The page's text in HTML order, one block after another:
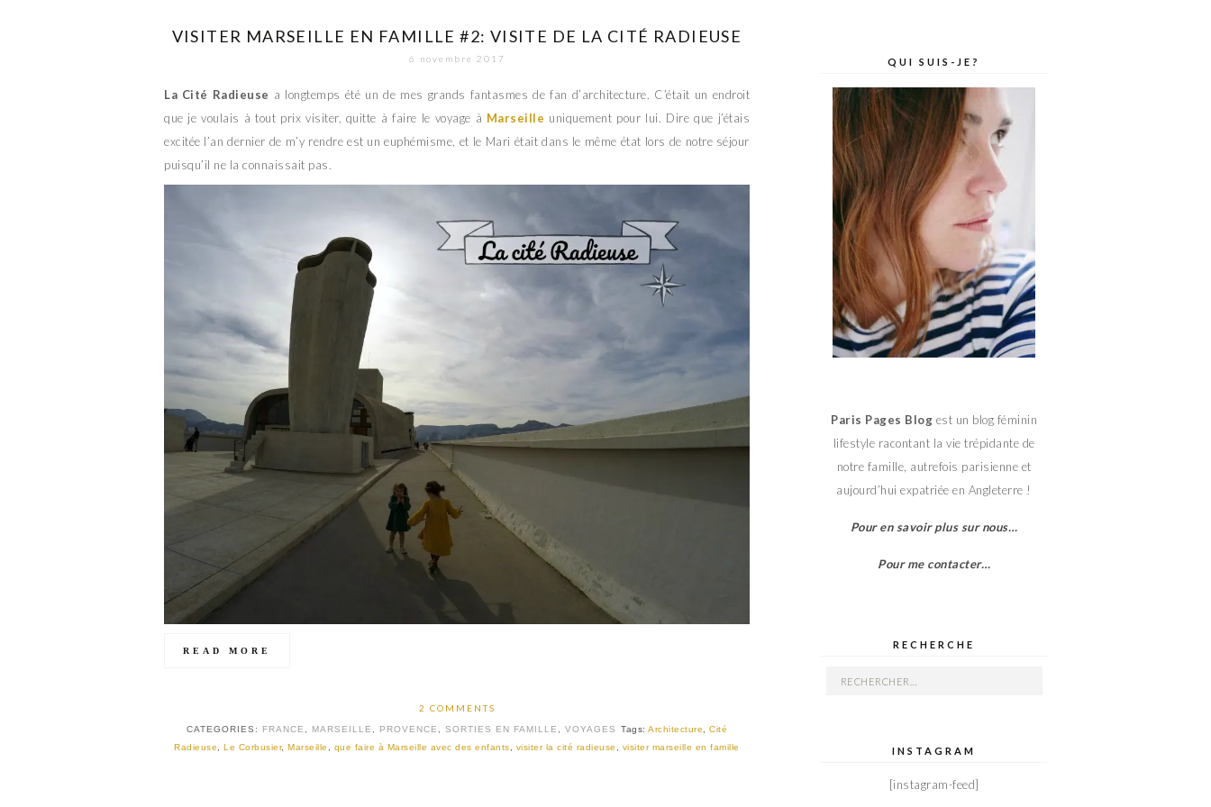
VISITER MARSEILLE EN FAMILLE #2: VISITE DE LA CITÉ RADIEUSE
6 novembre 2017
La Cité Radieuse a longtemps été un de mes grands fantasmes de fan d’architecture. C’était un endroit
que je voulais à tout prix visiter, quitte à faire le voyage à Marseille uniquement pour lui. Dire que j’étais
excitée l’an dernier de m’y rendre est un euphémisme, et le Mari était dans le même état lors de notre séjour
puisqu’il ne la connaissait pas.
READ MORE
2 COMMENTS
CATEGORIES: FRANCE MARSEILLE PROVENCE SORTIES EN FAMILLE VOYAGES Tags: Architecture
Cité
Radieuse
,Le Corbusier,Marseille que faire à Marseille avec des enfants visiter la cité radieuse visiter marseille en famille
QUI SUIS-JE?
Paris Pages Blog est un blog féminin
lifestyle racontant la vie trépidante de
notre famille, autrefois parisienne et
aujourd’hui expatriée en Angleterre !
Pour en savoir plus sur nous…
Pour me contacter…
RECHERCHE
Rechercher :
INSTAGRAM
[instagram-feed]